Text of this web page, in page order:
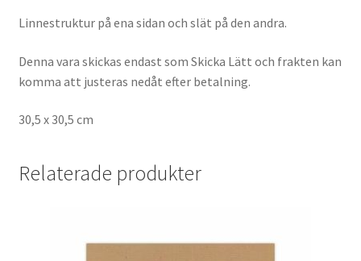
Linnestruktur på ena sidan och slät på den andra.
Denna vara skickas endast som Skicka Lätt och frakten kan
komma att justeras nedåt efter betalning.
30,5 x 30,5 cm
Relaterade produkter